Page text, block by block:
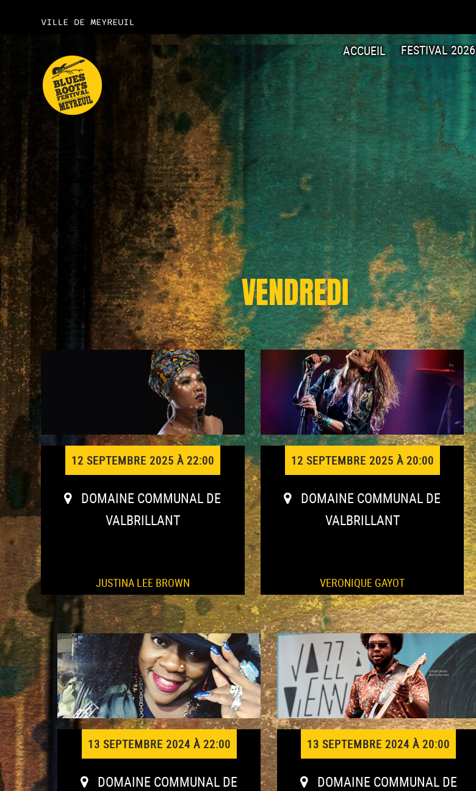
VILLE DE MEYREUIL
ACCUEIL FESTIVAL 2026
VENDREDI
12 SEPTEMBRE 2025 À 22:00
DOMAINE COMMUNAL DE
VALBRILLANT
JUSTINA LEE BROWN
12 SEPTEMBRE 2025 À 20:00
DOMAINE COMMUNAL DE
VALBRILLANT
VERONIQUE GAYOT
13 SEPTEMBRE 2024 À 22:00
DOMAINE COMMUNAL DE
13 SEPTEMBRE 2024 À 20:00
DOMAINE COMMUNAL DE